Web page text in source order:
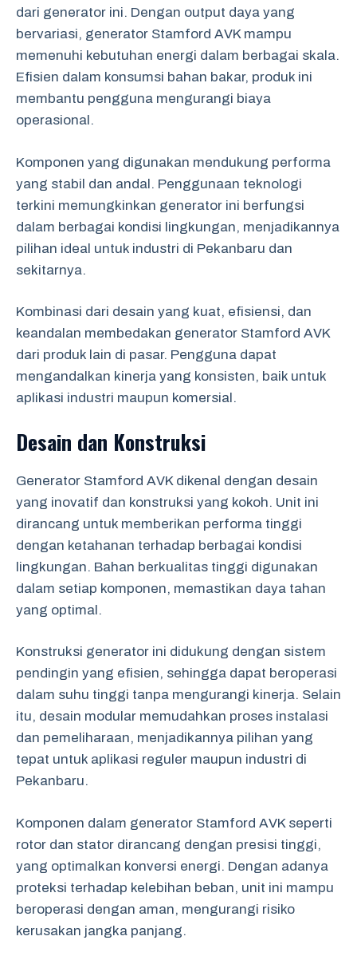
dari generator ini. Dengan output daya yang
bervariasi, generator Stamford AVK mampu
memenuhi kebutuhan energi dalam berbagai skala.
Efisien dalam konsumsi bahan bakar, produk ini
membantu pengguna mengurangi biaya
operasional.
Komponen yang digunakan mendukung performa
yang stabil dan andal. Penggunaan teknologi
terkini memungkinkan generator ini berfungsi
dalam berbagai kondisi lingkungan, menjadikannya
pilihan ideal untuk industri di Pekanbaru dan
sekitarnya.
Kombinasi dari desain yang kuat, efisiensi, dan
keandalan membedakan generator Stamford AVK
dari produk lain di pasar. Pengguna dapat
mengandalkan kinerja yang konsisten, baik untuk
aplikasi industri maupun komersial.
Desain dan Konstruksi
Generator Stamford AVK dikenal dengan desain
yang inovatif dan konstruksi yang kokoh. Unit ini
dirancang untuk memberikan performa tinggi
dengan ketahanan terhadap berbagai kondisi
lingkungan. Bahan berkualitas tinggi digunakan
dalam setiap komponen, memastikan daya tahan
yang optimal.
Konstruksi generator ini didukung dengan sistem
pendingin yang efisien, sehingga dapat beroperasi
dalam suhu tinggi tanpa mengurangi kinerja. Selain
itu, desain modular memudahkan proses instalasi
dan pemeliharaan, menjadikannya pilihan yang
tepat untuk aplikasi reguler maupun industri di
Pekanbaru.
Komponen dalam generator Stamford AVK seperti
rotor dan stator dirancang dengan presisi tinggi,
yang optimalkan konversi energi. Dengan adanya
proteksi terhadap kelebihan beban, unit ini mampu
beroperasi dengan aman, mengurangi risiko
kerusakan jangka panjang.